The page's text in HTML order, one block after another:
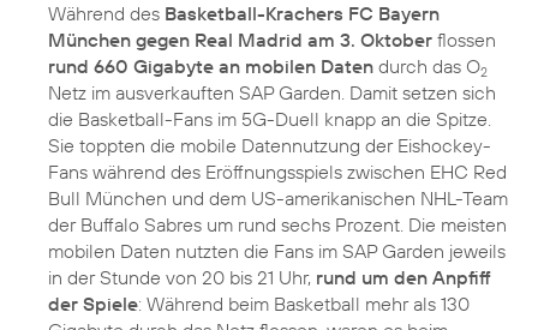
Während des Basketball-Krachers FC Bayern
München gegen Real Madrid am 3. Oktober flossen
rund 660 Gigabyte an mobilen Daten durch das O2
Netz im ausverkauften SAP Garden. Damit setzen sich
die Basketball-Fans im 5G-Duell knapp an die Spitze.
Sie toppten die mobile Datennutzung der Eishockey-
Fans während des Eröffnungsspiels zwischen EHC Red
Bull München und dem US-amerikanischen NHL-Team
der Buffalo Sabres um rund sechs Prozent. Die meisten
mobilen Daten nutzten die Fans im SAP Garden jeweils
in der Stunde von 20 bis 21 Uhr, rund um den Anpfiff
der Spiele: Während beim Basketball mehr als 130